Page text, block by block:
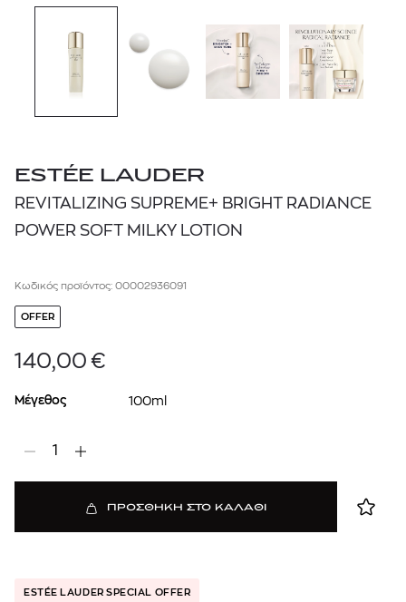
ESTÉE LAUDER
REVITALIZING SUPREME+ BRIGHT RADIANCE
POWER SOFT MILKY LOTION
Κωδικός προϊόντος: 00002936091
OFFER
140,00 €
Μέγεθος 100ml
1
ΠΡΟΣΘΗΚΗ ΣΤΟ ΚΑΛΑΘΙ
ESTÉE LAUDER SPECIAL OFFER